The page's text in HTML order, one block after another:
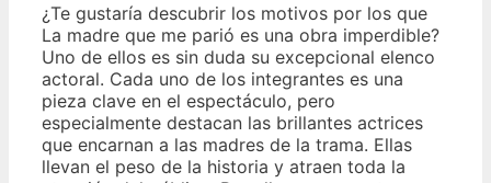
¿Te gustaría descubrir los motivos por los que
La madre que me parió es una obra imperdible?
Uno de ellos es sin duda su excepcional elenco
actoral. Cada uno de los integrantes es una
pieza clave en el espectáculo, pero
especialmente destacan las brillantes actrices
que encarnan a las madres de la trama. Ellas
llevan el peso de la historia y atraen toda la